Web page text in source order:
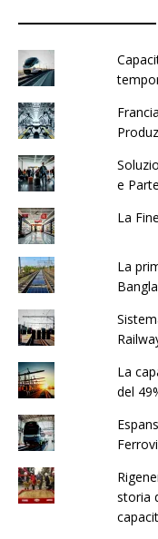
e
La
La
La
del
storia